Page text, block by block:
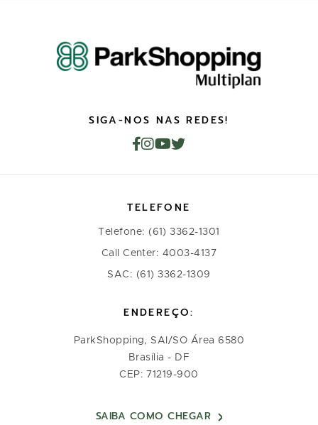
SIGA-NOS NAS REDES!
TELEFONE
Telefone: (61) 3362-1301
Call Center: 4003-4137
SAC: (61) 3362-1309
ENDEREÇO:
ParkShopping, SAI/SO Área 6580
Brasília - DF
CEP: 71219-900
SAIBA COMO CHEGAR